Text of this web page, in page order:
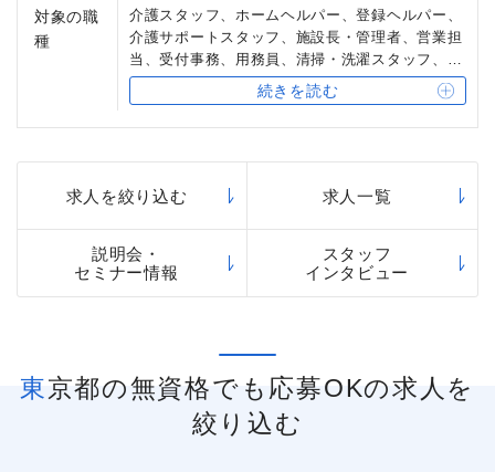
もあります。
対象の職
種
介護スタッフ、ホームヘルパー、登録ヘルパー、
介護サポートスタッフ、施設長・管理者、営業担
当、受付事務、用務員、清掃・洗濯スタッフ、宿
直スタッフ
続きを読む
求人を絞り込む 求人一覧
説明会・
セミナー情報
スタッフ
インタビュー
東京都の無資格でも応募OKの求人を
絞り込む